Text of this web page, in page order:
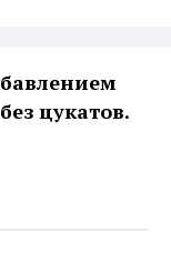
цукатов.